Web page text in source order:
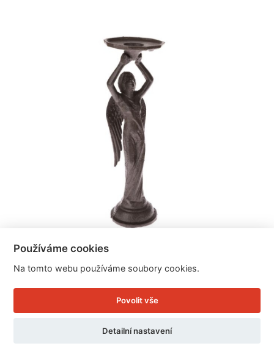
Svícen anděl 12×37×12cm
Cena: 999 Kč
Skladem
Doručíme do: 11.8.
Používáme cookies
Na tomto webu používáme soubory cookies.
Povolit vše
Detailní nastavení